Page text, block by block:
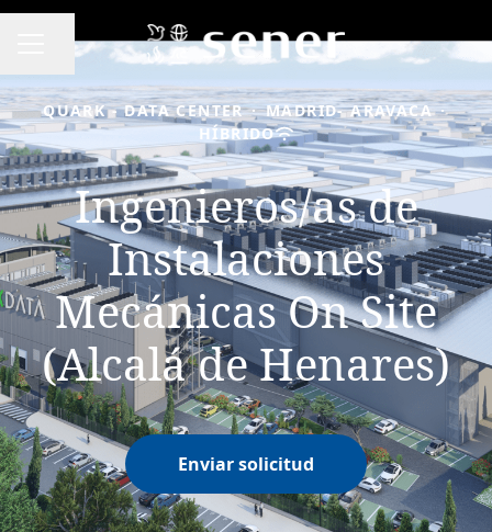
MENÚ DE EMPLEO
Compartir página
QUARK - DATA CENTER · MADRID- ARAVACA ·
HÍBRIDO
Ingenieros/as de
Instalaciones
Mecánicas On Site
(Alcalá de Henares)
Enviar solicitud